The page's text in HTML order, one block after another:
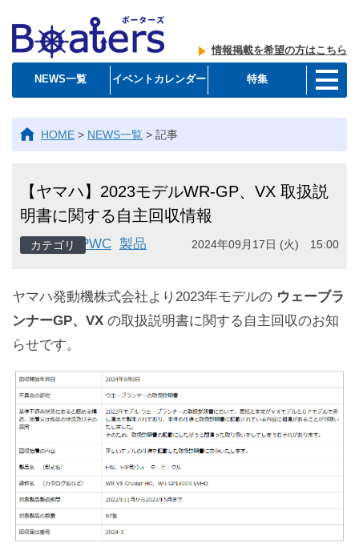
情報掲載を希望の方はこちら
NEWS一覧 イベントカレンダー 特集
HOME > NEWS一覧 > 記事
【ヤマハ】2023モデルWR-GP、VX 取扱説
明書に関する自主回収情報
PWC 製品 2024年09月17日 (火) 15:00
ヤマハ発動機株式会社より2023年モデルの ウェーブラ
ンナーGP、VX の取扱説明書に関する自主回収のお知
らせです。